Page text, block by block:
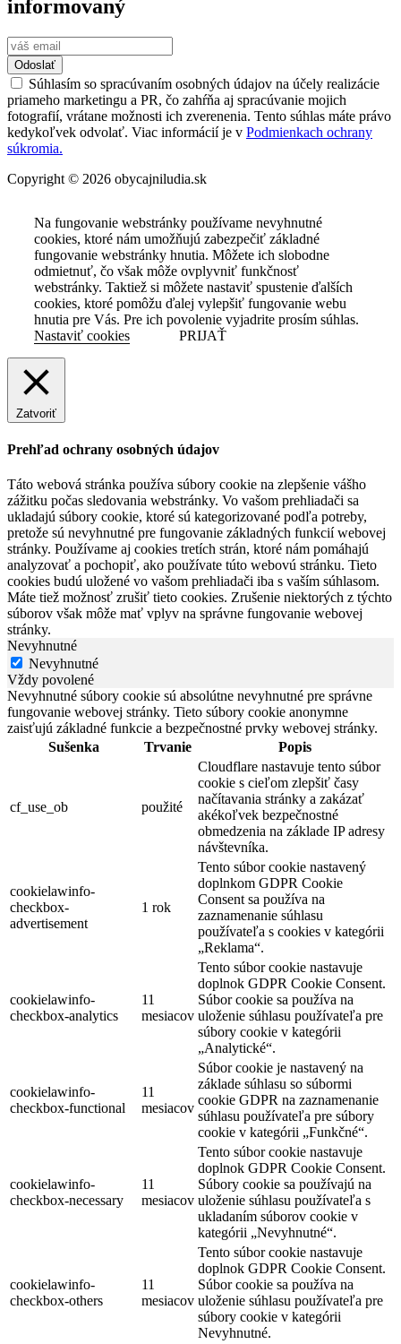
informovaný
Odoslať
Súhlasím so spracúvaním osobných údajov na účely realizácie
priameho marketingu a PR, čo zahŕňa aj spracúvanie mojich
fotografií, vrátane možnosti ich zverenenia. Tento súhlas máte právo
kedykoľvek odvolať. Viac informácií je v Podmienkach ochrany
súkromia.
Copyright © 2026 obycajniludia.sk
Na fungovanie webstránky používame nevyhnutné
cookies, ktoré nám umožňujú zabezpečiť základné
fungovanie webstránky hnutia. Môžete ich slobodne
odmietnuť, čo však môže ovplyvniť funkčnosť
webstránky. Taktiež si môžete nastaviť spustenie ďalších
cookies, ktoré pomôžu ďalej vylepšiť fungovanie webu
hnutia pre Vás. Pre ich povolenie vyjadrite prosím súhlas.
Nastaviť cookies
PRIJAŤ
Zatvoriť
Prehľad ochrany osobných údajov
Táto webová stránka používa súbory cookie na zlepšenie vášho
zážitku počas sledovania webstránky. Vo vašom prehliadači sa
ukladajú súbory cookie, ktoré sú kategorizované podľa potreby,
pretože sú nevyhnutné pre fungovanie základných funkcií webovej
stránky. Používame aj cookies tretích strán, ktoré nám pomáhajú
analyzovať a pochopiť, ako používate túto webovú stránku. Tieto
cookies budú uložené vo vašom prehliadači iba s vaším súhlasom.
Máte tiež možnosť zrušiť tieto cookies. Zrušenie niektorých z týchto
súborov však môže mať vplyv na správne fungovanie webovej
stránky.
Nevyhnutné
Nevyhnutné
Vždy povolené
Nevyhnutné súbory cookie sú absolútne nevyhnutné pre správne
fungovanie webovej stránky. Tieto súbory cookie anonymne
zaisťujú základné funkcie a bezpečnostné prvky webovej stránky.
Sušenka
Trvanie Popis
cf_use_ob použité
Cloudflare nastavuje tento súbor
cookie s cieľom zlepšiť časy
načítavania stránky a zakázať
akékoľvek bezpečnostné
obmedzenia na základe IP adresy
návštevníka.
cookielawinfo-
checkbox-
advertisement
1 rok
Tento súbor cookie nastavený
doplnkom GDPR Cookie
Consent sa používa na
zaznamenanie súhlasu
používateľa s cookies v kategórii
„Reklama“.
cookielawinfo-
checkbox-analytics
11
mesiacov
Tento súbor cookie nastavuje
doplnok GDPR Cookie Consent.
Súbor cookie sa používa na
uloženie súhlasu používateľa pre
súbory cookie v kategórii
„Analytické“.
cookielawinfo-
checkbox-functional
11
mesiacov
Súbor cookie je nastavený na
základe súhlasu so súbormi
cookie GDPR na zaznamenanie
súhlasu používateľa pre súbory
cookie v kategórii „Funkčné“.
cookielawinfo-
checkbox-necessary
11
mesiacov
Tento súbor cookie nastavuje
doplnok GDPR Cookie Consent.
Súbory cookie sa používajú na
uloženie súhlasu používateľa s
ukladaním súborov cookie v
kategórii „Nevyhnutné“.
cookielawinfo-
checkbox-others
11
mesiacov
Tento súbor cookie nastavuje
doplnok GDPR Cookie Consent.
Súbor cookie sa používa na
uloženie súhlasu používateľa pre
súbory cookie v kategórii
Nevyhnutné.